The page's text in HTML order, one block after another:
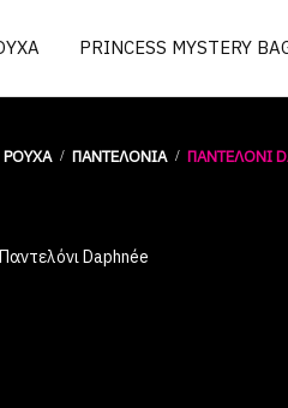
PRINCESS MYSTERY
ΡΟΥΧΑ ΠΑΝΤΕΛΌΝΙΑ ΠΑΝΤΕΛΌΝΙ